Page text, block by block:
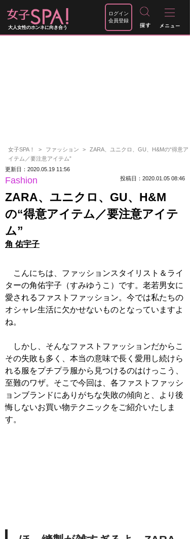
大人女性のホンネに向き合う
ログイン
会員登録
女子SPA！ ファッション
ZARA、ユニクロ、GU、H&Mの“得意ア
イテム／要注意アイテム”
更新日：2020.05.19 11:56
Fashion 投稿日：2020.01.05 08:46
ZARA、ユニクロ、GU、H&M
の“得意アイテム／要注意アイテ
ム”
角 佑宇子
こんにちは、ファッションスタイリスト＆ライ
ターの角佑宇子（すみゆうこ）です。老若男女に
愛されるファストファッション。今では私たちの
オシャレ生活に欠かせないものとなっていますよ
ね。
しかし、そんなファストファッションだからこ
その失敗も多く、本当の意味で長く愛用し続けら
れる服をプチプラ服から見つけるのはけっこう、
至難のワザ。そこで今回は、各ファストファッシ
ョンブランドにありがちな失敗の傾向と、より後
悔しないお買い物テクニックをご紹介いたしま
す。